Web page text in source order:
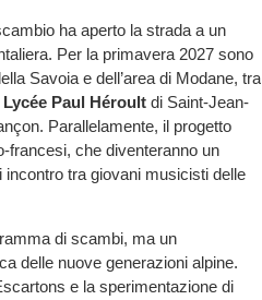
ha aperto la strada a un
Per la primavera 2027 sono
Savoia e dell’area di Modane, tra
Lycée Paul Héroult di Saint-Jean-
Parallelamente, il progetto
francesi, che diventeranno un
tra giovani musicisti delle
di scambi, ma un
delle nuove generazioni alpine.
e la sperimentazione di